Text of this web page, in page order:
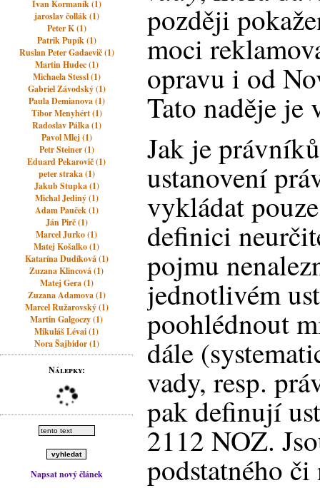
Ivan Kormaník (1)
jaroslav čollák (1)
Peter K (1)
Patrik Pupík (1)
Ruslan Peter Gadaevič (1)
Martin Hudec (1)
Michaela Stessl (1)
Gabriel Závodský (1)
Paula Demianova (1)
Tibor Menyhért (1)
Radoslav Pálka (1)
Pavol Mlej (1)
Petr Steiner (1)
Eduard Pekarovič (1)
peter straka (1)
Jakub Stupka (1)
Michal Jediný (1)
Adam Pauček (1)
Ján Pirč (1)
Marcel Jurko (1)
Matej Košalko (1)
Katarína Dudíková (1)
Zuzana Klincová (1)
Matej Gera (1)
Zuzana Adamova (1)
Marcel Ružarovský (1)
Martin Galgoczy (1)
Mikuláš Lévai (1)
Nora Šajbidor (1)
Nálepky:
Napsat nový článek
později
moci
opravu i od
Tato naděje je
Jak je
ustanovení
vykládat
definici
pojmu
jednotlivém
poohlédnout
dále
vady, resp.
pak definují
2112 NOZ.
podstatného či